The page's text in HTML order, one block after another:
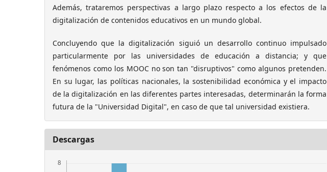
Además, trataremos perspectivas a largo plazo respecto a los efectos de la
digitalización de contenidos educativos en un mundo global.
Concluyendo que la digitalización siguió un desarrollo continuo impulsado
particularmente por las universidades de educación a distancia; y que
fenómenos como los MOOC no son tan "disruptivos" como algunos pretenden.
En su lugar, las políticas nacionales, la sostenibilidad económica y el impacto
de la digitalización en las diferentes partes interesadas, determinarán la forma
futura de la "Universidad Digital", en caso de que tal universidad existiera.
Descargas